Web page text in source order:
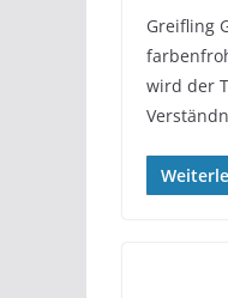
Greifling
wird der